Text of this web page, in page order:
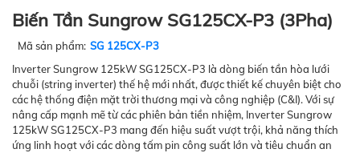
Biến Tần Sungrow SG125CX-P3 (3Pha)
Mã sản phẩm: SG 125CX-P3
Inverter Sungrow 125kW SG125CX-P3 là dòng biến tần hòa lưới
chuỗi (string inverter) thế hệ mới nhất, được thiết kế chuyên biệt cho
các hệ thống điện mặt trời thương mại và công nghiệp (C&I). Với sự
nâng cấp mạnh mẽ từ các phiên bản tiền nhiệm, Inverter Sungrow
125kW SG125CX-P3 mang đến hiệu suất vượt trội, khả năng thích
ứng linh hoạt với các dòng tấm pin công suất lớn và tiêu chuẩn an